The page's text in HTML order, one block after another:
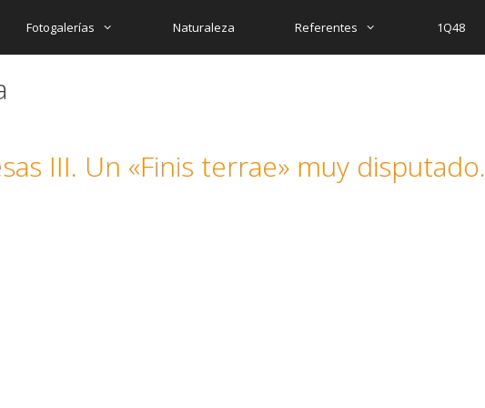
Fotogalerías Naturaleza Referentes 1Q48
III. Un «Finis terrae» muy disputado.